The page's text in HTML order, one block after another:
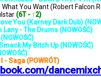
What You Want (Robert Falcon
(6T - ↑2)
You (Karney Dark Dub)
- The Drums (NOWOŚĆ)
My Bitch Up (NOWOŚĆ)
- Saga (POWRÓT)